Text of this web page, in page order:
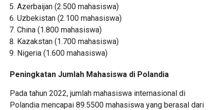
Azerbaijan (2.500 mahasiswa)
Uzbekistan (2.100 mahasiswa)
China (1.800 mahasiswa)
Kazakstan (1.700 mahasiswa)
Nigeria (1.600 mahasiswa)
Peningkatan Jumlah Mahasiswa di Polandia
Pada tahun 2022, jumlah mahasiswa internasional di
Polandia mencapai 89.5500 mahasiswa yang berasal dari